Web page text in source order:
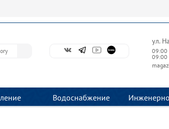
ул.
09:00
09:00
Водоснабжение